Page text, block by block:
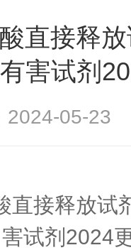
直接释
害试剂
2024-05-
直接释放试
害试剂 2024